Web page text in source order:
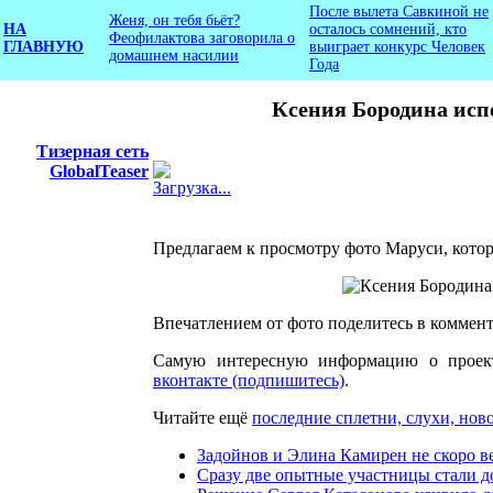
Ксения Бородина
Тизерная сеть
GlobalTeaser
Загрузка...
НА
ГЛАВНУЮ
Женя, он тебя бьёт?
Феофилактова заговорила о
домашнем насилии
После вылета Савкиной не
осталось сомнений, кто
выиграет конкурс Человек
Года
Предлагаем к просмотру фото Маруси,
Впечатлением от фото поделитесь в
Самую интересную информацию о
вконтакте (подпишитесь).
Читайте ещё последние сплетни, слухи,
Задойнов и Элина Камирен не скоро
Сразу две опытные участницы стали